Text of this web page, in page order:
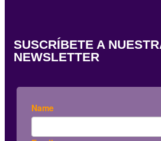
SUSCRÍBETE A
NEWSLETTER